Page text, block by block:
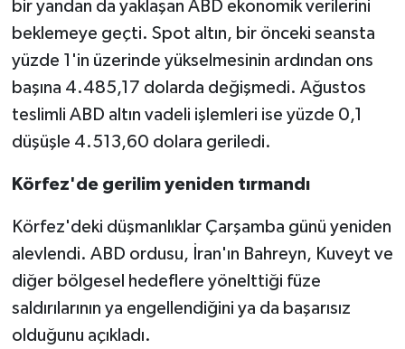
bir yandan da yaklaşan ABD ekonomik verilerini
beklemeye geçti. Spot altın, bir önceki seansta
yüzde 1'in üzerinde yükselmesinin ardından ons
başına 4.485,17 dolarda değişmedi. Ağustos
teslimli ABD altın vadeli işlemleri ise yüzde 0,1
düşüşle 4.513,60 dolara geriledi.
Körfez'de gerilim yeniden tırmandı
Körfez'deki düşmanlıklar Çarşamba günü yeniden
alevlendi. ABD ordusu, İran'ın Bahreyn, Kuveyt ve
diğer bölgesel hedeflere yönelttiği füze
saldırılarının ya engellendiğini ya da başarısız
olduğunu açıkladı.